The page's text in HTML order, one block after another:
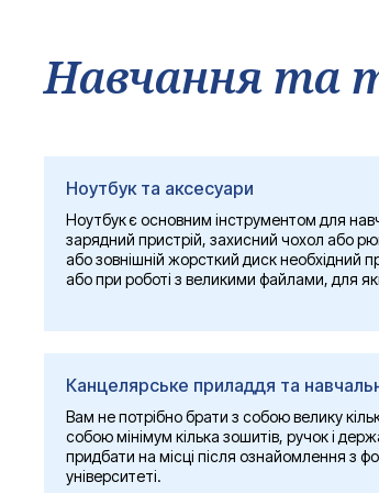
Навчання та
Ноутбук та аксесуари
Ноутбук є основним інструментом для
зарядний пристрій, захисний чохол або
або зовнішній жорсткий диск необхідний
або при роботі з великими файлами, для
Канцелярське приладдя та
Вам не потрібно брати з собою велику
собою мінімум кілька зошитів, ручок і
придбати на місці після ознайомлення з
університеті.